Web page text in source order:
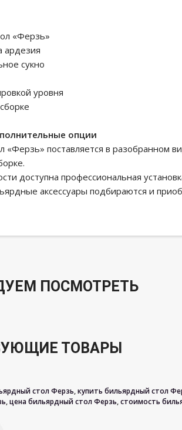
«Ферзь»
ардезия
сукно
уровня
опции
«Ферзь» поставляется в разобранном
доступна профессиональная
аксессуары подбираются и
ПОСМОТРЕТЬ
ТОВАРЫ
стол Ферзь,купить бильярдный стол
,цена бильярдный стол Ферзь,стоимость